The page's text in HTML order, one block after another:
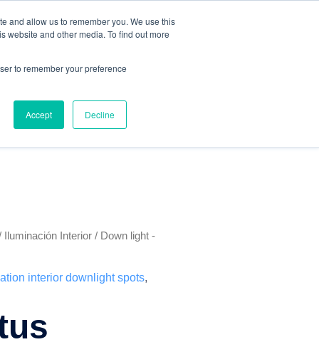
and allow us to remember you. We use this
website and other media. To find out more
to remember your preference
Accept Decline
Iluminación Interior / Down light -
interior downlight spots,